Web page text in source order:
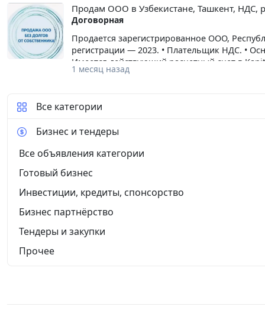
Продам ООО в Узбекистане, Ташкент, НДС,
Договорная
Продается зарегистрированное ООО,
регистрации — 2023. • Плательщик НДС. •
Имеется действующий расчетный счет в
операций. • За последний год
подойдет для ведения торговой
1 месяц назад
Все категории
Бизнес и тендеры
Все объявления категории
Готовый бизнес
Инвестиции, кредиты, спонсорство
Бизнес партнёрство
Тендеры и закупки
Прочее